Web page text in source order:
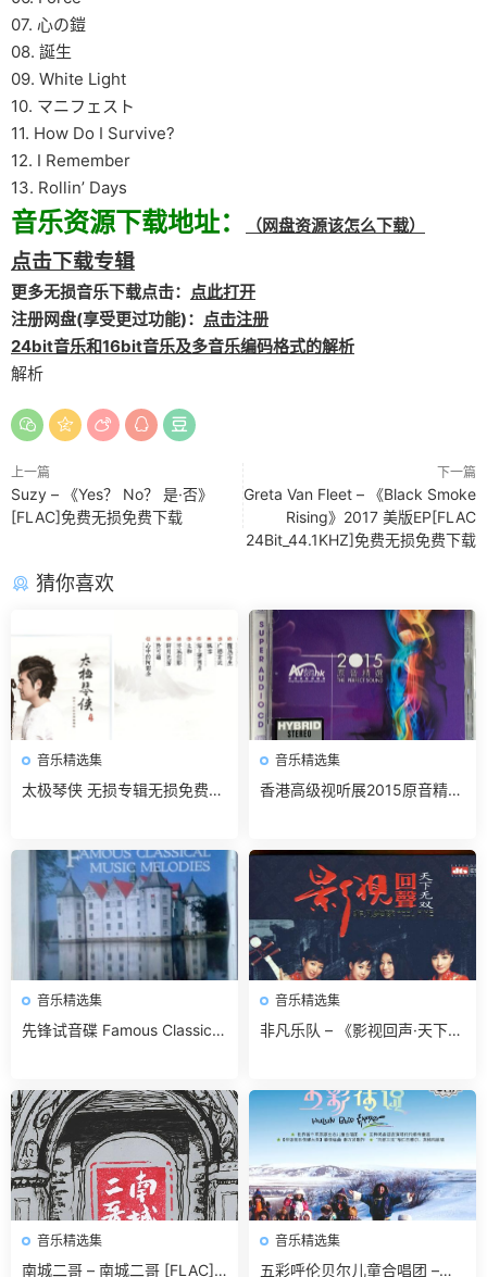
07. 心の鎧
08. 誕生
09. White Light
10. マニフェスト
11. How Do I Survive?
12. I Remember
13. Rollin’ Days
音乐资源下载地址： （网盘资源该怎么下载）
点击下载专辑
更多无损音乐下载点击： 点此打开
注册网盘(享受更过功能)： 点击注册
24bit音乐和16bit音乐及多音乐编码格式的解析
解析
上一篇
Suzy – 《Yes？ No？ 是·否》
[FLAC]免费无损免费下载
下一篇
Greta Van Fleet – 《Black Smoke
Rising》2017 美版EP[FLAC
24Bit_44.1KHZ]免费无损免费下载
猜你喜欢
音乐精选集
太极琴侠 无损专辑无损免费下
音乐精选集
香港高级视听展2015原音精选
音乐精选集
先锋试音碟 Famous Classical
音乐精选集
非凡乐队 – 《影视回声·天下无
音乐精选集
南城二哥 – 南城二哥 [FLAC]
音乐精选集
五彩呼伦贝尔儿童合唱团 –